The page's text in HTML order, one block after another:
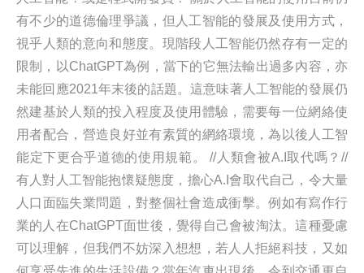
有不少的道德倫理爭議，但人工智能的發展及使用方式，
視乎人類的意向和態度。現階段人工智能仍然存有一定的
限制，以ChatGPT為例，當下的它無法輸出過多內容，亦
未能回應2021年末後的話題。這意味著人工智能的發展仍
然建基於人類的投入程度及使用體驗，需要每一位網絡使
用者配合，營造良好並有素質的網絡環境，為以後人工智
能定下更合乎道德的使用規範。 //人類會被A.I取代嗎？//
有人對人工智能抱懷疑態度，擔心A.I會取代自己，令大量
人口面臨失業問題，對整個社會造成衝擊。例如有寫作行
業的人在ChatGPT面世後，覺得自己會被淘汰。這種憂慮
可以理解，但我們不妨深入想想，若人人拒絕科技，又如